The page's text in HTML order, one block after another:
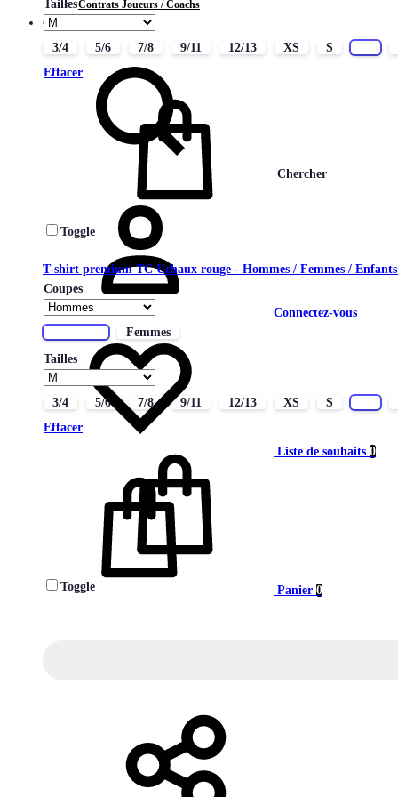
Contrats Joueurs / Coachs
CONTACT
Chercher
Connectez-vous
Liste de souhaits 0
Panier 0
Tailles
3/4 5/6 7/8 9/11 12/13 XS S
Effacer
Toggle
T-shirt premium TC Uchaux rouge - Hommes / Femmes /
Coupes
Femmes
Tailles
3/4 5/6 7/8 9/11 12/13 XS S
Effacer
Toggle